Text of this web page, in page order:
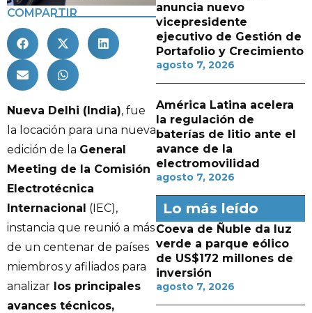
COMPARTIR
Nueva Delhi (India), fue
la locación para una nueva
edición de la General
Meeting de la Comisión
Electrotécnica
Internacional (IEC),
instancia que reunió a más
de un centenar de países
miembros y afiliados para
analizar los principales
avances técnicos,
anuncia nuevo
vicepresidente
ejecutivo de Gestión de
Portafolio y Crecimiento
agosto 7, 2026
América Latina acelera
la regulación de
baterías de litio ante el
avance de la
electromovilidad
agosto 7, 2026
Lo más leído
Coeva de Ñuble da luz
verde a parque eólico
de US$172 millones de
inversión
agosto 7, 2026